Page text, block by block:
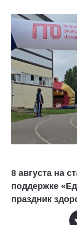
8 августа на
поддержке
праздник